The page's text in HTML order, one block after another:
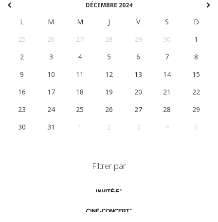
DÉCEMBRE 2024
L M M J V S
D
25
26 27 28 29 30
1
2
3 4 5 6 7
8
9
10 11 12 13 14
15
16
17 18 19 20 21
22
23
24 25 26 27 28
29
30
31 1 2 3 4 5
Filtrer par